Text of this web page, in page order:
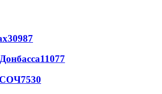
30987
11077
СОЧ7530